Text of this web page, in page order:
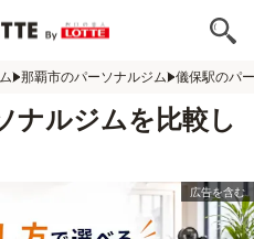
那覇市のパーソナルジム 儀保駅のパ
ナルジムを比較し